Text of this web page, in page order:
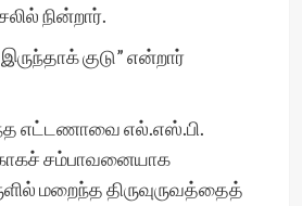
நின்றார்.
குடு” என்றார்
எட்டணாவை எல்.எஸ்.பி.
சம்பாவனையாக
மறைந்த திருவுருவத்தைத்